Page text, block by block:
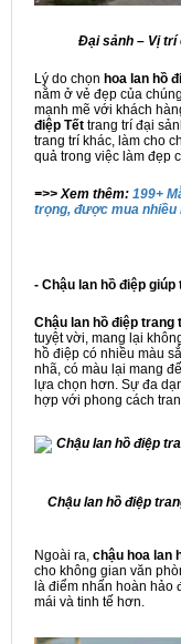
Đại sảnh – Vị trí
Lý do chọn hoa lan hồ
nằm ở vẻ đẹp của
mạnh mẽ với khách
điệp Tết trang trí đại
trang trí khác, làm cho
quả trong việc làm đẹp
=>> Xem thêm: 199+
trọng, được mua nhiều
- Chậu lan hồ điệp
Chậu lan hồ điệp trang
tuyệt vời, mang lại
hồ điệp có nhiều màu
nhã, có màu lại mang
lựa chọn hơn. Sự đa
hợp với phong cách
Chậu lan hồ điệp
Ngoài ra, chậu hoa lan
cho không gian văn
là điểm nhấn hoàn hảo
mái và tinh tế hơn.